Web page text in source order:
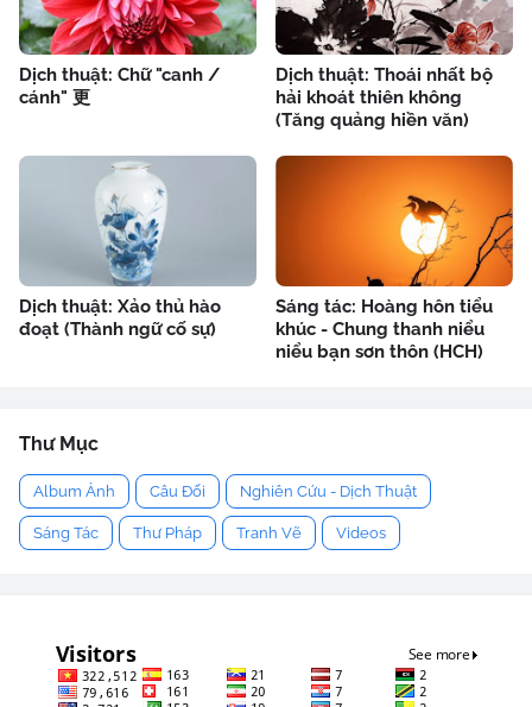
Dịch thuật: Chữ "canh /
cánh" 更
Dịch thuật: Thoái nhất bộ
hải khoát thiên không
(Tăng quảng hiền văn)
Dịch thuật: Xảo thủ hào
đoạt (Thành ngữ cố sự)
Sáng tác: Hoàng hôn tiểu
khúc - Chung thanh niểu
niểu bạn sơn thôn (HCH)
Thư Mục
Album Ảnh Câu Đối Nghiên Cứu - Dịch Thuật
Sáng Tác Thư Pháp Tranh Vẽ Videos